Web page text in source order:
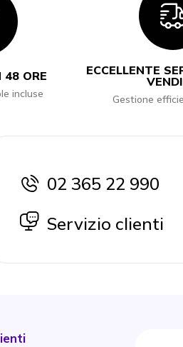
Icon
48 ORE
incluse
ECCELLENTE
Gestione
icon
02 365 22 990
icon
Servizio clienti